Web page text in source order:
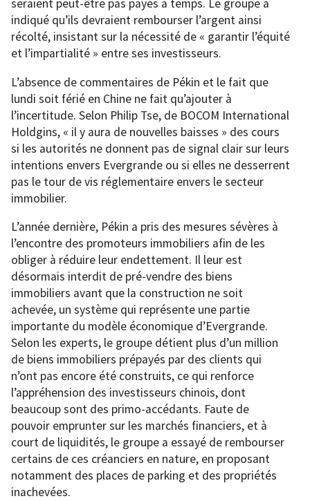
seraient peut-être pas payés à temps. Le groupe a
indiqué qu’ils devraient rembourser l’argent ainsi
récolté, insistant sur la nécessité de « garantir l’équité
et l’impartialité » entre ses investisseurs.
L’absence de commentaires de Pékin et le fait que
lundi soit férié en Chine ne fait qu’ajouter à
l’incertitude. Selon Philip Tse, de BOCOM International
Holdgins, « il y aura de nouvelles baisses » des cours
si les autorités ne donnent pas de signal clair sur leurs
intentions envers Evergrande ou si elles ne desserrent
pas le tour de vis réglementaire envers le secteur
immobilier.
L’année dernière, Pékin a pris des mesures sévères à
l’encontre des promoteurs immobiliers afin de les
obliger à réduire leur endettement. Il leur est
désormais interdit de pré-vendre des biens
immobiliers avant que la construction ne soit
achevée, un système qui représente une partie
importante du modèle économique d’Evergrande.
Selon les experts, le groupe détient plus d’un million
de biens immobiliers prépayés par des clients qui
n’ont pas encore été construits, ce qui renforce
l’appréhension des investisseurs chinois, dont
beaucoup sont des primo-accédants. Faute de
pouvoir emprunter sur les marchés financiers, et à
court de liquidités, le groupe a essayé de rembourser
certains de ces créanciers en nature, en proposant
notamment des places de parking et des propriétés
inachevées.